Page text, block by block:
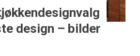
design – bilder